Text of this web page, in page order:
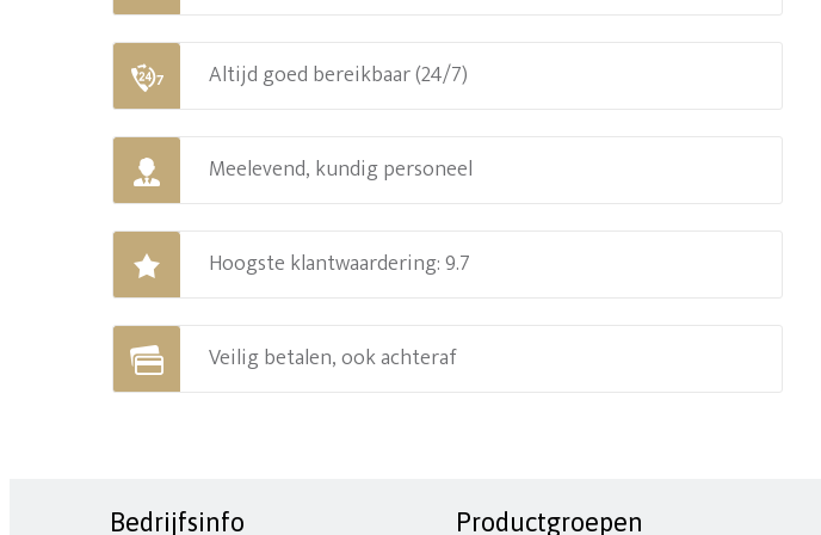
Altijd goed bereikbaar (24/7)
Meelevend, kundig personeel
Hoogste klantwaardering: 9.7
Veilig betalen, ook achteraf
Bedrijfsinfo Productgroepen